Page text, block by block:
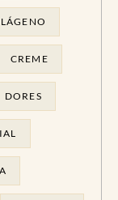
CREME
DORES